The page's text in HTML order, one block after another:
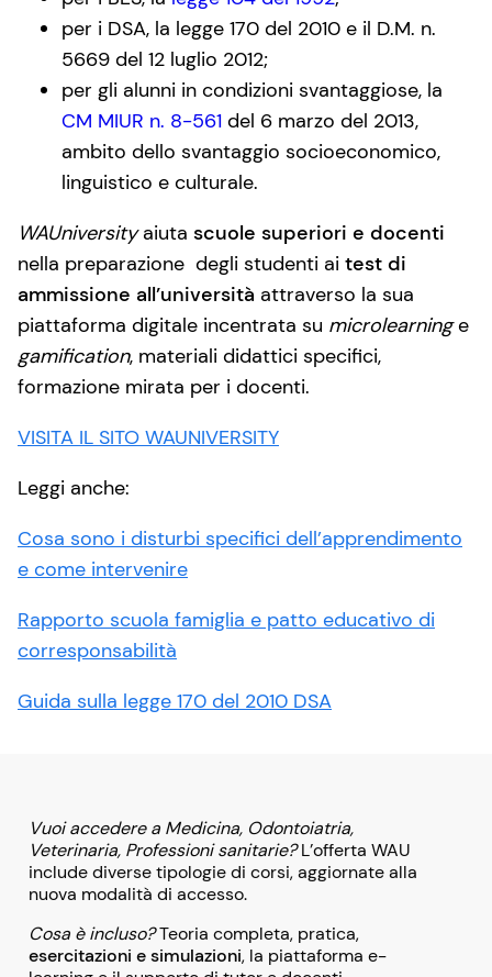
per i DSA, la legge 170 del 2010 e il D.M. n.
5669 del 12 luglio 2012;
per gli alunni in condizioni svantaggiose, la
CM MIUR n. 8-561 del 6 marzo del 2013,
ambito dello svantaggio socioeconomico,
linguistico e culturale.
WAUniversityaiuta scuole superiori e docenti
nella preparazione degli studenti ai test di
ammissione all’università attraverso la sua
piattaforma digitale incentrata su microlearninge
gamification, materiali didattici specifici,
formazione mirata per i docenti.
VISITA IL SITO WAUNIVERSITY
Leggi anche:
Cosa sono i disturbi specifici dell’apprendimento
e come intervenire
Rapporto scuola famiglia e patto educativo di
corresponsabilità
Guida sulla legge 170 del 2010 DSA
Vuoi accedere a Medicina, Odontoiatria,
Veterinaria, Professioni sanitarie?L’offerta WAU
include diverse tipologie di corsi, aggiornate alla
nuova modalità di accesso.
Cosa è incluso?Teoria completa, pratica,
esercitazioni e simulazioni, la piattaforma e-